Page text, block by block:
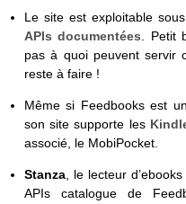
Le site est exploitable
APIs documentées . Petit
pas à quoi peuvent servir
reste à faire !
Même si Feedbooks est
son site supporte les
associé, le MobiPocket.
Stanza, le lecteur
APIs catalogue de